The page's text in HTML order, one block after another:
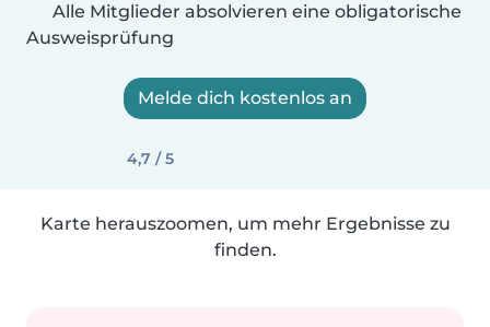
Alle Mitglieder absolvieren eine obligatorische
Ausweisprüfung
Melde dich kostenlos an
4,7 / 5
Karte herauszoomen, um mehr Ergebnisse zu
finden.